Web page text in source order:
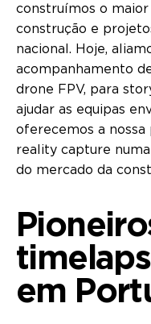
construímos o
construção e
nacional. Hoje,
acompanhamento
drone FPV, para
ajudar as equipas
oferecemos a
reality capture
do mercado da
em